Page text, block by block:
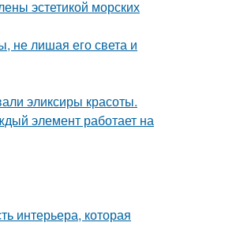
эстетикой морских
не лишая его света и
эликсиры красоты.
элемент работает на
интерьера, которая